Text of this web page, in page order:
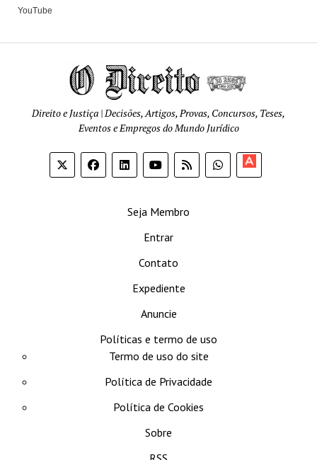
YouTube
Direito e Justiça | Decisões, Artigos, Provas, Concursos, Teses,
Eventos e Empregos do Mundo Jurídico
Seja Membro
Entrar
Contato
Expediente
Anuncie
Políticas e termo de uso
Termo de uso do site
Política de Privacidade
Política de Cookies
Sobre